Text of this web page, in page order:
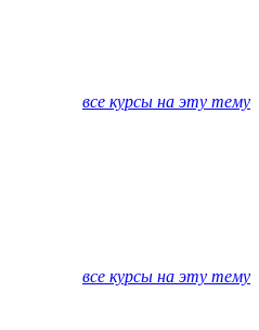
все курсы на эту тему
все курсы на эту тему